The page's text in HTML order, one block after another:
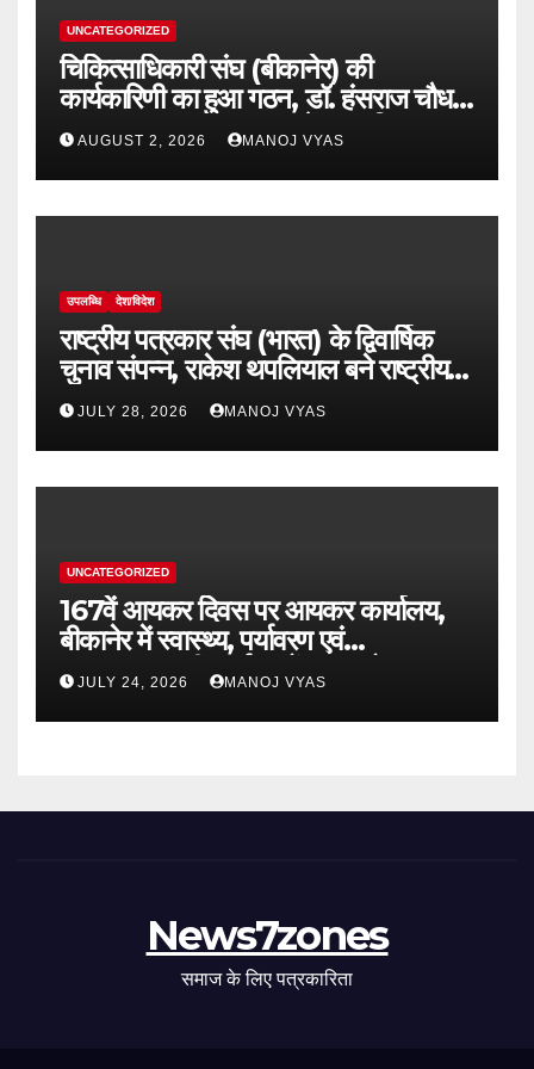
UNCATEGORIZED
चिकित्साधिकारी संघ (बीकानेर) की
कार्यकारिणी का हुआ गठन, डॉ. हंसराज चौधरी
अध्यक्ष व डॉ सुधांशु व्यास बने महासचिव
AUGUST 2, 2026 MANOJ VYAS
उपलब्धि देश/विदेश
राष्ट्रीय पत्रकार संघ (भारत) के द्विवार्षिक
चुनाव संपन्न, राकेश थपलियाल बने राष्ट्रीय
अध्यक्ष
JULY 28, 2026 MANOJ VYAS
UNCATEGORIZED
167वें आयकर दिवस पर आयकर कार्यालय,
बीकानेर में स्वास्थ्य, पर्यावरण एवं
जनकल्याणकारी कार्यक्रमों का आयोजन
JULY 24, 2026 MANOJ VYAS
News7zones
समाज के लिए पत्रकारिता